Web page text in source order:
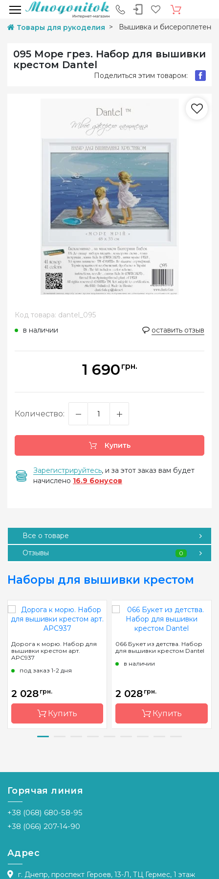
Товары для рукоделия Вышивка и
095 Море грез. Набор для вышивки
крестом Dantel
Поделиться этим товаром:
Код товара: dantel_095
в наличии
оставить отзыв
1 690 грн.
Количество:
Купить
Зарегистрируйтесь, и за этот заказ вам будет
начислено 16.9 бонусов
Все о товаре
Отзывы
0
Наборы для вышивки крестом
Дорога к морю. Набор для
вышивки крестом арт.
APC937
под заказ 1-2 дня
2 028 грн.
Купить
Страна-
Венгрия
Размер
42х29 см
Канва
Aida 16.
Мулине
Anchor
066 Букет из детства. Набор
для вышивки крестом Dantel
в наличии
2 028 грн.
Купить
Страна-
Украина
Горячая линия
+38 (068) 680-58-95
+38 (066) 207-14-90
Адрес
г. Днепр, проспект Героев, 13-Л, ТЦ Гермес, 1 этаж